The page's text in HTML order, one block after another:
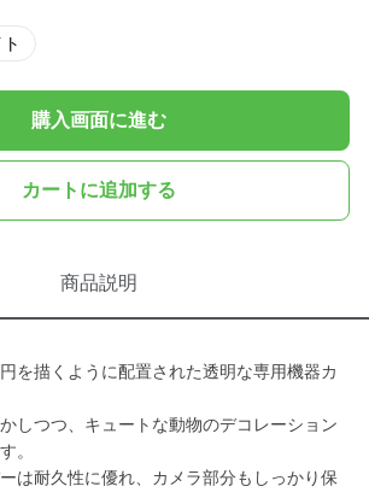
購入画面に進む
カートに追加する
商品説明
を描くように配置された透明な専用機器カ
しつつ、キュートな動物のデコレーション
。
は耐久性に優れ、カメラ部分もしっかり保